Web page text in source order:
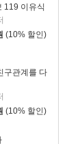
119 이유식
(10% 할인)
구관계를 다
(10% 할인)